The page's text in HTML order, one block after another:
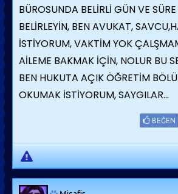
BÜROSUNDA BELİRLİ GÜN VE
BELİRLEYİN, BEN AVUKAT,
İSTİYORUM, VAKTİM YOK
AİLEME BAKMAK İÇİN, NOLUR BU
BEN HUKUTA AÇIK ÖĞRETİM
OKUMAK İSTİYORUM, SAYGILAR...
BEĞEN